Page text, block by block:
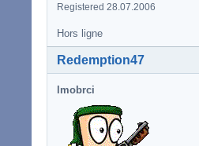
Registered 28.07.2006
Hors ligne
Redemption47
lmobrci